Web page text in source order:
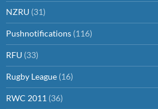
NZRU (31)
Pushnotifications (116)
RFU (33)
Rugby League (16)
RWC 2011 (36)